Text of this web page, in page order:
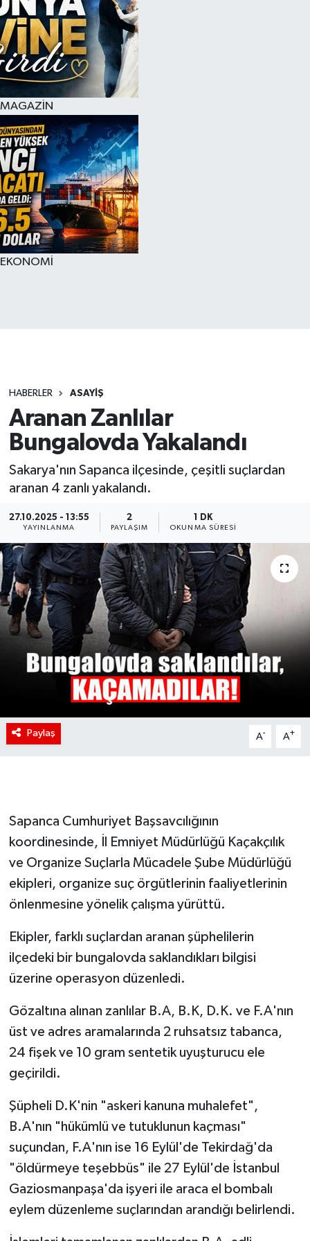
MAGAZİN
EKONOMİ
HABERLER ASAYİŞ
Aranan Zanlılar
Bungalovda Yakalandı
Sakarya'nın Sapanca ilçesinde, çeşitli suçlardan
aranan 4 zanlı yakalandı.
27.10.2025 - 13:55
YAYINLANMA
2
PAYLAŞIM
1 DK
OKUNMA SÜRESI
Paylaş A- A+
Sapanca Cumhuriyet Başsavcılığının
koordinesinde, İl Emniyet Müdürlüğü Kaçakçılık
ve Organize Suçlarla Mücadele Şube Müdürlüğü
ekipleri, organize suç örgütlerinin faaliyetlerinin
önlenmesine yönelik çalışma yürüttü.
Ekipler, farklı suçlardan aranan şüphelilerin
ilçedeki bir bungalovda saklandıkları bilgisi
üzerine operasyon düzenledi.
Gözaltına alınan zanlılar B.A, B.K, D.K. ve F.A'nın
üst ve adres aramalarında 2 ruhsatsız tabanca,
24 fişek ve 10 gram sentetik uyuşturucu ele
geçirildi.
Şüpheli D.K'nin "askeri kanuna muhalefet",
B.A'nın "hükümlü ve tutuklunun kaçması"
suçundan, F.A'nın ise 16 Eylül'de Tekirdağ'da
"öldürmeye teşebbüs" ile 27 Eylül'de İstanbul
Gaziosmanpaşa'da işyeri ile araca el bombalı
eylem düzenleme suçlarından arandığı belirlendi.